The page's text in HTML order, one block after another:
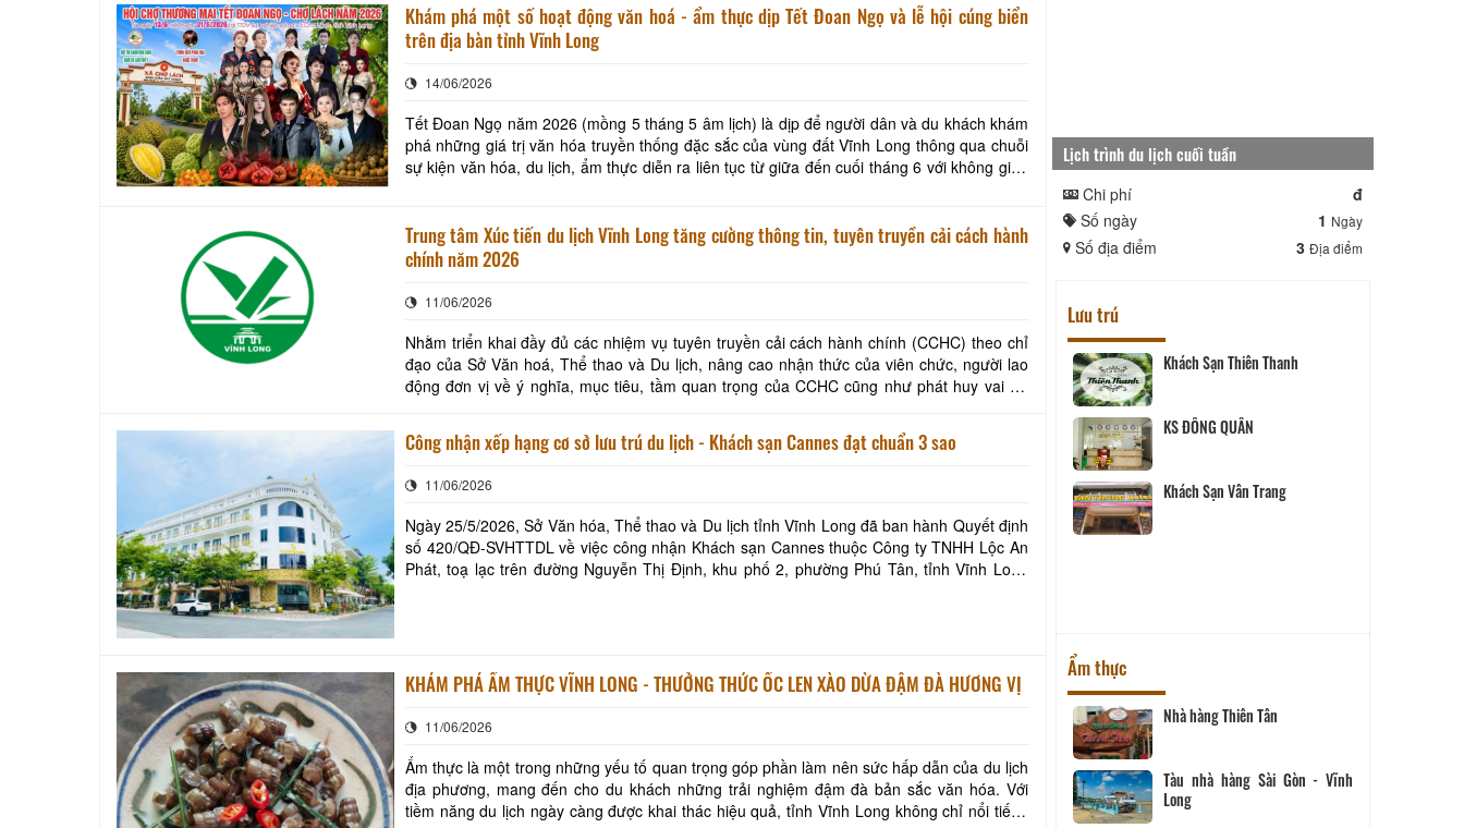
Khám phá một số hoạt động văn hoá - ẩm thực dịp Tết Đoan Ngọ và lễ hội cúng biển
trên địa bàn tỉnh Vĩnh Long
14/06/2026
Tết Đoan Ngọ năm 2026 (mồng 5 tháng 5 âm lịch) là dịp để người dân và du khách khám
phá những giá trị văn hóa truyền thống đặc sắc của vùng đất Vĩnh Long thông qua chuỗi
sự kiện văn hóa, du lịch, ẩm thực diễn ra liên tục từ giữa đến cuối tháng 6 với không gian
Trung tâm Xúc tiến du lịch Vĩnh Long tăng cường thông tin, tuyên truyền cải cách hành
chính năm 2026
11/06/2026
Nhằm triển khai đầy đủ các nhiệm vụ tuyên truyền cải cách hành chính (CCHC) theo chỉ
đạo của Sở Văn hoá, Thể thao và Du lịch, nâng cao nhận thức của viên chức, người lao
động đơn vị về ý nghĩa, mục tiêu, tầm quan trọng của CCHC cũng như phát huy vai trò
Công nhận xếp hạng cơ sở lưu trú du lịch - Khách sạn Cannes đạt chuẩn 3 sao
11/06/2026
Ngày 25/5/2026, Sở Văn hóa, Thể thao và Du lịch tỉnh Vĩnh Long đã ban hành Quyết định
số 420/QĐ-SVHTTDL về việc công nhận Khách sạn Cannes thuộc Công ty TNHH Lộc An
Phát, toạ lạc trên đường Nguyễn Thị Định, khu phố 2, phường Phú Tân, tỉnh Vĩnh Long
KHÁM PHÁ ẨM THỰC VĨNH LONG - THƯỞNG THỨC ỐC LEN XÀO DỪA ĐẬM ĐÀ HƯƠNG VỊ
11/06/2026
Ẩm thực là một trong những yếu tố quan trọng góp phần làm nên sức hấp dẫn của du lịch
địa phương, mang đến cho du khách những trải nghiệm đậm đà bản sắc văn hóa. Với
tiềm năng du lịch ngày càng được khai thác hiệu quả, tỉnh Vĩnh Long không chỉ nổi tiếng
Lịch trình du lịch cuối tuần
Chi phí
đ
Số ngày
1 Ngày
Số địa điểm 3 Địa điểm
Lưu trú
Khách sạn Phước Thành IV
ONE HOTEL
Ba Lình Homestay
Khách Sạn Minh Khuê
Khách Sạn Thiên Thanh
KS ĐÔNG QUÂN
Khách Sạn Vân Trang
Ẩm thực
Nhà hàng Thiên Tân
Tàu nhà hàng Sài Gòn - Vĩnh
Long